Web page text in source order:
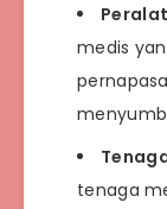
medis
tenaga